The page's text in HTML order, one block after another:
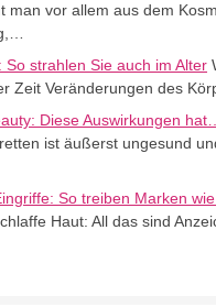
man vor allem aus dem
strahlen Sie auch im Alter
Zeit Veränderungen des
Diese Auswirkungen hat…
ist äußerst ungesund
So treiben Marken
Haut: All das sind